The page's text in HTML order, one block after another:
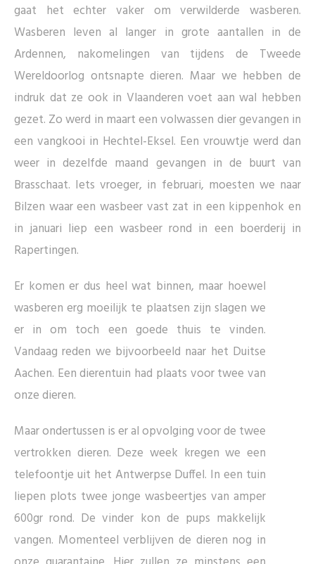
gaat het echter vaker om verwilderde wasberen.
Wasberen leven al langer in grote aantallen in de
Ardennen, nakomelingen van tijdens de Tweede
Wereldoorlog ontsnapte dieren. Maar we hebben de
indruk dat ze ook in Vlaanderen voet aan wal hebben
gezet. Zo werd in maart een volwassen dier gevangen in
een vangkooi in Hechtel-Eksel. Een vrouwtje werd dan
weer in dezelfde maand gevangen in de buurt van
Brasschaat. Iets vroeger, in februari, moesten we naar
Bilzen waar een wasbeer vast zat in een kippenhok en
in januari liep een wasbeer rond in een boerderij in
Rapertingen.
Er komen er dus heel wat binnen, maar hoewel
wasberen erg moeilijk te plaatsen zijn slagen we
er in om toch een goede thuis te vinden.
Vandaag reden we bijvoorbeeld naar het Duitse
Aachen. Een dierentuin had plaats voor twee van
onze dieren.
Maar ondertussen is er al opvolging voor de twee
vertrokken dieren. Deze week kregen we een
telefoontje uit het Antwerpse Duffel. In een tuin
liepen plots twee jonge wasbeertjes van amper
600gr rond. De vinder kon de pups makkelijk
vangen. Momenteel verblijven de dieren nog in